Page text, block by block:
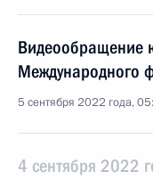
Видеообращение
Международного
5 сентября 2022 года,
4 сентября 2022